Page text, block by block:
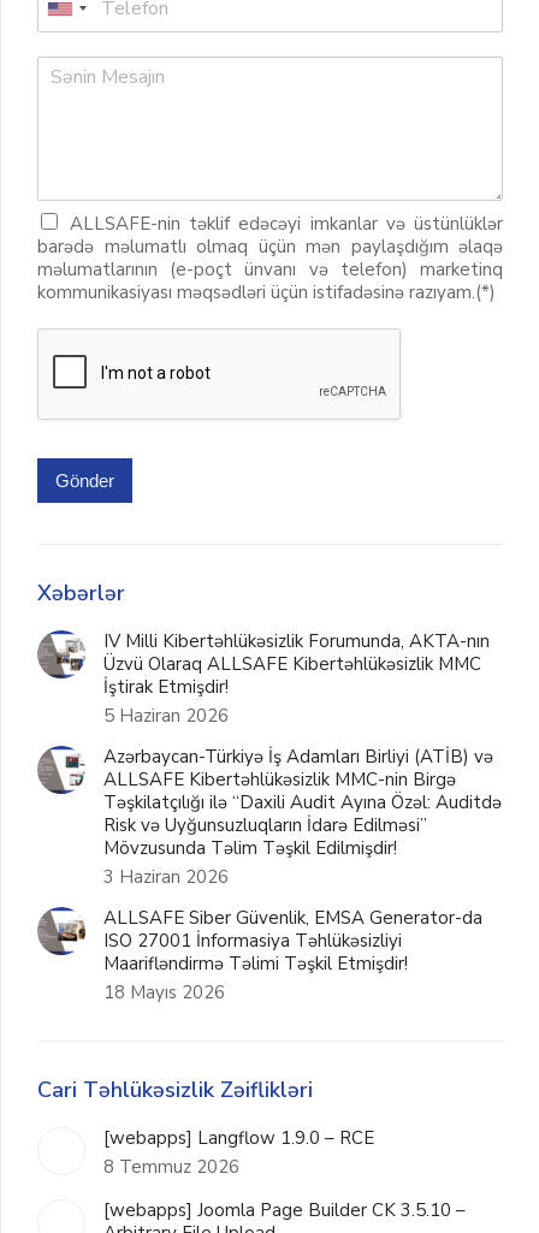
ALLSAFE-nin təklif edəcəyi imkanlar və üstünlüklər
barədə məlumatlı olmaq üçün mən paylaşdığım əlaqə
məlumatlarının (e-poçt ünvanı və telefon) marketinq
kommunikasiyası məqsədləri üçün istifadəsinə razıyam.(*)
Gönder
Xəbərlər
IV Milli Kibertəhlükəsizlik Forumunda, AKTA-nın
Üzvü Olaraq ALLSAFE Kibertəhlükəsizlik MMC
İştirak Etmişdir!
5 Haziran 2026
Azərbaycan-Türkiyə İş Adamları Birliyi (ATİB) və
ALLSAFE Kibertəhlükəsizlik MMC-nin Birgə
Təşkilatçılığı ilə “Daxili Audit Ayına Özəl: Auditdə
Risk və Uyğunsuzluqların İdarə Edilməsi”
Mövzusunda Təlim Təşkil Edilmişdir!
3 Haziran 2026
ALLSAFE Siber Güvenlik, EMSA Generator-da
ISO 27001 İnformasiya Təhlükəsizliyi
Maarifləndirmə Təlimi Təşkil Etmişdir!
18 Mayıs 2026
Cari Təhlükəsizlik Zəiflikləri
[webapps] Langflow 1.9.0 – RCE
8 Temmuz 2026
[webapps] Joomla Page Builder CK 3.5.10 –